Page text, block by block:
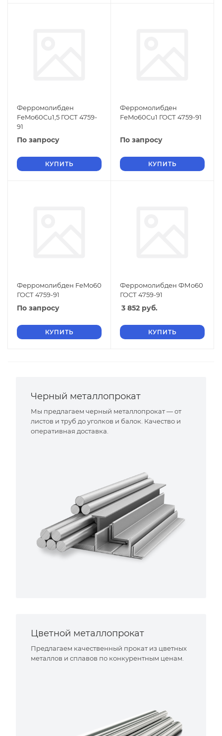
Ферромолибден
FeMo60Cu1,5 ГОСТ 4759-
91
По запросу
КУПИТЬ
Ферромолибден
FeMo60Cu1 ГОСТ 4759-91
По запросу
КУПИТЬ
Ферромолибден FeMo60
ГОСТ 4759-91
По запросу
КУПИТЬ
Ферромолибден ФМо60
ГОСТ 4759-91
3 852 руб.
КУПИТЬ
Черный металлопрокат
Мы предлагаем черный металлопрокат — от
листов и труб до уголков и балок. Качество и
оперативная доставка.
Цветной металлопрокат
Предлагаем качественный прокат из цветных
металлов и сплавов по конкурентным ценам.